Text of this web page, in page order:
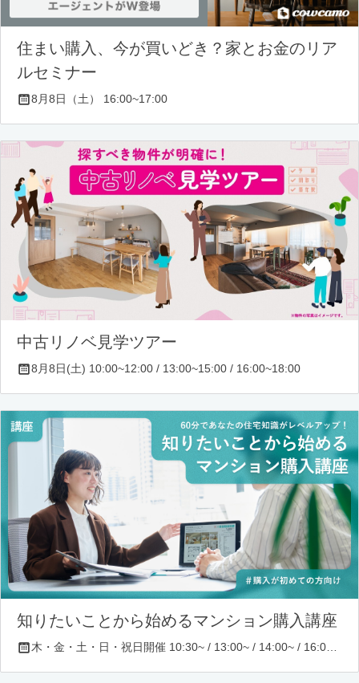
住まい購入、今が買いどき？家とお金のリア
ルセミナー
8月8日（土） 16:00~17:00
中古リノベ見学ツアー
8月8日(土) 10:00~12:00 / 13:00~15:00 / 16:00~18:00
知りたいことから始めるマンション購入講座
木・金・土・日・祝日開催 10:30~ / 13:00~ / 14:00~ / 16:00~ / 17:00~/ 18:30~/ 19:30~